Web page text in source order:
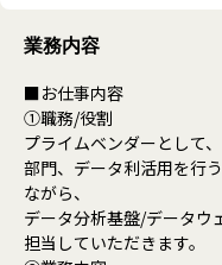
業務内容
■お仕事内容
①職務/役割
プライムベンダーとして
部門、データ利活用を行
ながら、
データ分析基盤/データウ
担当していただきます。